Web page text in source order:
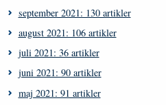
september 2021: 130 artikler
august 2021: 106 artikler
juli 2021: 36 artikler
juni 2021: 90 artikler
maj 2021: 91 artikler